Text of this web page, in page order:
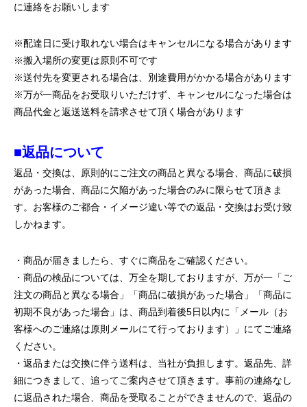
に連絡をお願いします
※配達日に受け取れない場合はキャンセルになる場合があります
※搬入場所の変更は原則不可です
※送付先を変更される場合は、別途費用がかかる場合があります
※万が一商品をお受取りいただけず、キャンセルになった場合は
商品代金と返送送料を請求させて頂く場合があります
■返品について
返品・交換は、原則的にご注文の商品と異なる場合、商品に破損
があった場合、商品に欠陥があった場合のみに限らせて頂きま
す。お客様のご都合・イメージ違い等での返品・交換はお受け致
しかねます。
・商品が届きましたら、すぐに商品をご確認ください。
・商品の検品については、万全を期しておりますが、万が一「ご
注文の商品と異なる場合」「商品に破損があった場合」「商品に
初期不良があった場合」は、商品到着後5日以内に「メール（お
客様へのご連絡は原則メールにて行っております）」にてご連絡
ください。
・返品または交換に伴う送料は、当社が負担します。返品先、詳
細につきまして、追ってご案内させて頂きます。事前の連絡なし
に返品された場合、商品を受取ることができませんので、返品の